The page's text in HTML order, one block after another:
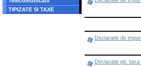
TIPIZATE SI TAXE
Declaratie de
Declaratie ptr.